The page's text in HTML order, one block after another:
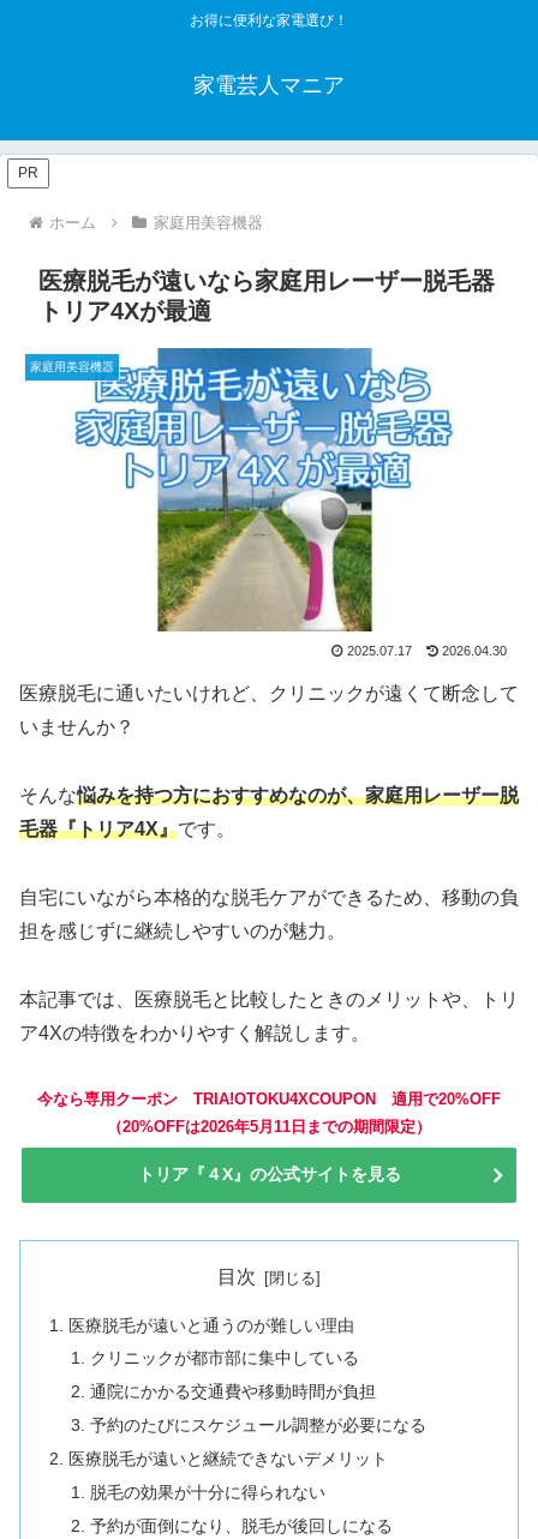
お得に便利な家電選び！
家電芸人マニア
PR
ホーム 家庭用美容機器
医療脱毛が遠いなら家庭用レーザー脱毛器
トリア4Xが最適
家庭用美容機器
2025.07.17 2026.04.30
医療脱毛に通いたいけれど、クリニックが遠くて断念して
いませんか？
そんな悩みを持つ方におすすめなのが、家庭用レーザー脱
毛器『トリア4X』です。
自宅にいながら本格的な脱毛ケアができるため、移動の負
担を感じずに継続しやすいのが魅力。
本記事では、医療脱毛と比較したときのメリットや、トリ
ア4Xの特徴をわかりやすく解説します。
今なら専用クーポン TRIA!OTOKU4XCOUPON 適用で20%OFF
（20%OFFは2026年5月11日までの期間限定）
トリア『４X』の公式サイトを見る
目次
医療脱毛が遠いと通うのが難しい理由
クリニックが都市部に集中している
通院にかかる交通費や移動時間が負担
予約のたびにスケジュール調整が必要になる
医療脱毛が遠いと継続できないデメリット
脱毛の効果が十分に得られない
予約が面倒になり、脱毛が後回しになる